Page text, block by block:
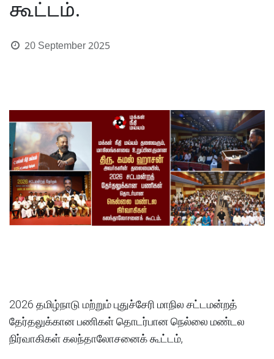
கூட்டம்.
20 September 2025
2026 தமிழ்நாடு மற்றும் புதுச்சேரி மாநில சட்டமன்றத்
தேர்தலுக்கான பணிகள் தொடர்பான நெல்லை மண்டல
நிர்வாகிகள் கலந்தாலோசனைக் கூட்டம்,